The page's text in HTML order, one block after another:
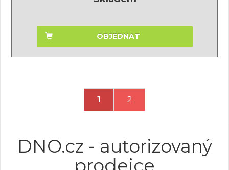
OBJEDNAT
1 2
DNO.cz - autorizovaný